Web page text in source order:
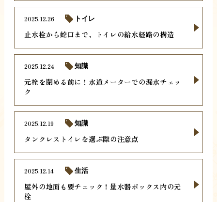
止水栓から蛇口まで、トイレの給水経路の構造
2025.12.26 トイレ
元栓を閉める前に！水道メーターでの漏水チェッ
ク
2025.12.24 知識
タンクレストイレを選ぶ際の注意点
2025.12.19 知識
屋外の地面も要チェック！量水器ボックス内の元
栓
2025.12.14 生活